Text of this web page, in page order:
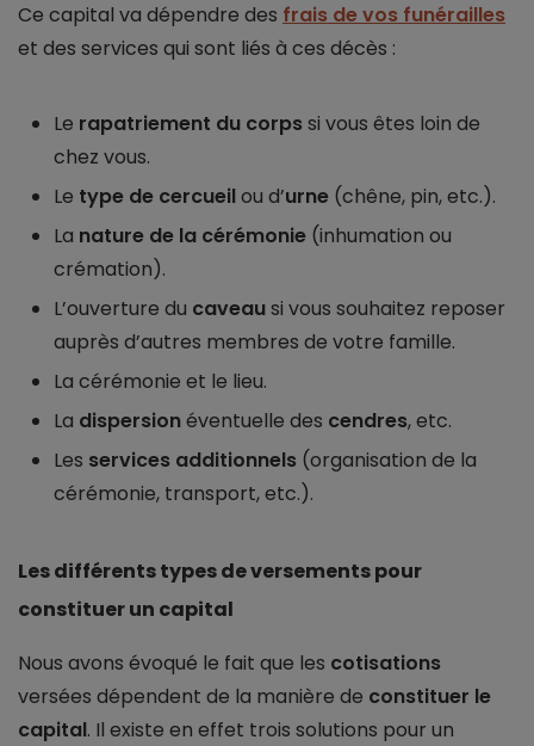
Ce capital va dépendre des frais de vos funérailles
et des services qui sont liés à ces décès :
Le rapatriement du corpssi vous êtes loin de
chez vous.
Le type de cercueilou d’urne (chêne, pin, etc.).
La nature de la cérémonie (inhumation ou
crémation).
L’ouverture du caveausi vous souhaitez reposer
auprès d’autres membres de votre famille.
La cérémonie et le lieu.
La dispersionéventuelle des cendres, etc.
Les services additionnels (organisation de la
cérémonie, transport, etc.).
Les différents types de versements pour
constituer un capital
Nous avons évoqué le fait que les cotisations
versées dépendent de la manière de constituer le
capital. Il existe en effet trois solutions pour un